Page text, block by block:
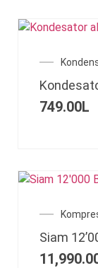
749.00L
Siam